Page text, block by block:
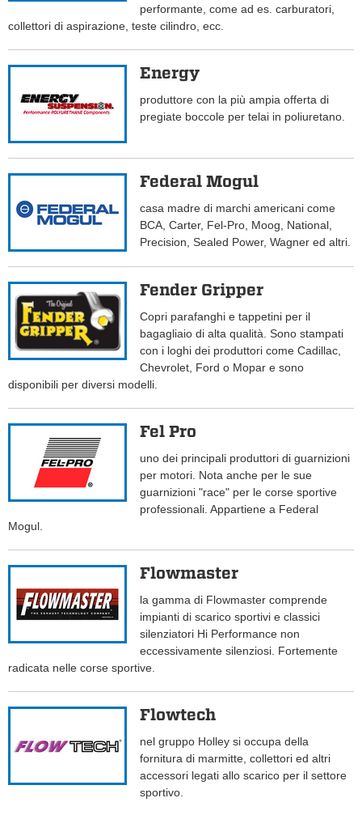
performante, come ad es. carburatori,
collettori di aspirazione, teste cilindro, ecc.
Energy
produttore con la più ampia offerta di
pregiate boccole per telai in poliuretano.
Federal Mogul
casa madre di marchi americani come
BCA, Carter, Fel-Pro, Moog, National,
Precision, Sealed Power, Wagner ed altri.
Fender Gripper
Copri parafanghi e tappetini per il
bagagliaio di alta qualità. Sono stampati
con i loghi dei produttori come Cadillac,
Chevrolet, Ford o Mopar e sono
disponibili per diversi modelli.
Fel Pro
uno dei principali produttori di guarnizioni
per motori. Nota anche per le sue
guarnizioni "race" per le corse sportive
professionali. Appartiene a Federal
Mogul.
Flowmaster
la gamma di Flowmaster comprende
impianti di scarico sportivi e classici
silenziatori Hi Performance non
eccessivamente silenziosi. Fortemente
radicata nelle corse sportive.
Flowtech
nel gruppo Holley si occupa della
fornitura di marmitte, collettori ed altri
accessori legati allo scarico per il settore
sportivo.